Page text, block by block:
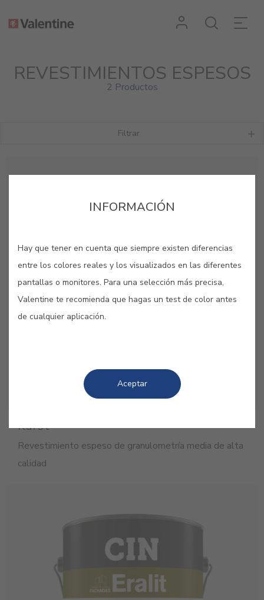
REVESTIMIENTOS ESPESOS
2 Productos
Filtrar
Karst
Revestimiento espeso de granulometría media de alta
calidad
INFORMACIÓN
Hay que tener en cuenta que siempre existen diferencias
entre los colores reales y los visualizados en las diferentes
pantallas o monitores. Para una selección más precisa,
Valentine te recomienda que hagas un test de color antes
de cualquier aplicación.
Aceptar